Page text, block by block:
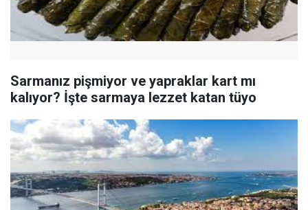
Sarmanız pişmiyor ve yapraklar kart mı
kalıyor? İşte sarmaya lezzet katan tüyo